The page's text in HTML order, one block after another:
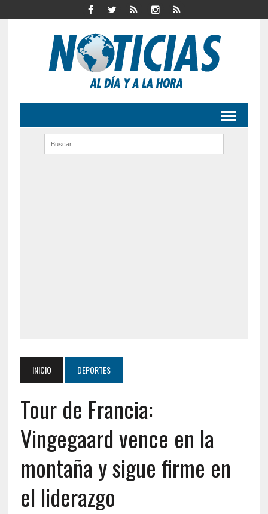
INICIO DEPORTES
Tour de Francia:
Vingegaard vence en la
montaña y sigue firme en
el liderazgo